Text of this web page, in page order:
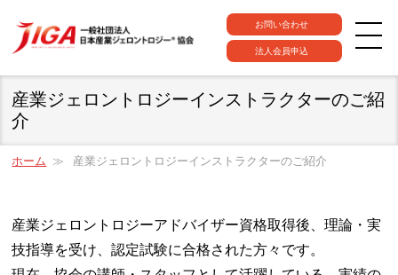
お問い合わせ
法人会員申込
産業ジェロントロジーインストラクターのご紹
介
ホーム 産業ジェロントロジーインストラクターのご紹介
産業ジェロントロジーアドバイザー資格取得後、理論・実
技指導を受け、認定試験に合格された方々です。